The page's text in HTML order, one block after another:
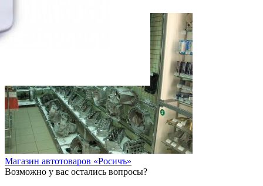
Магазин автотоваров «Росичъ»
Возможно у вас остались вопросы?